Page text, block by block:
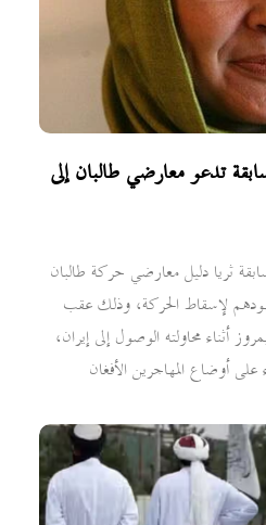
تدعو معارضي طالبان إلى
ثريا دليل معارضي حركة طالبان
لإسقاط الحركة، وذلك عقب
أثناء محاولته الوصول إلى إيران،